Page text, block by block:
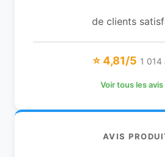
de clients
⭐ 4,81/5 1 014
Voir tous les
AVIS